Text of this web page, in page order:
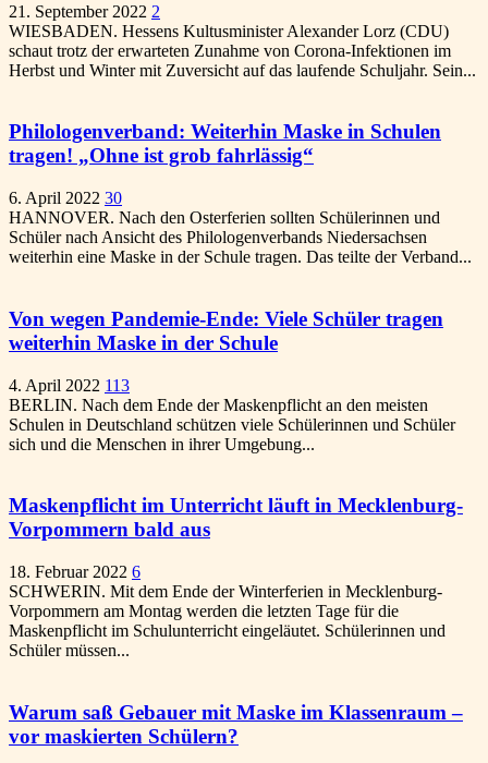
21. September 2022 2
WIESBADEN. Hessens Kultusminister Alexander Lorz (CDU)
schaut trotz der erwarteten Zunahme von Corona-Infektionen im
Herbst und Winter mit Zuversicht auf das laufende Schuljahr. Sein...
Philologenverband: Weiterhin Maske in Schulen
tragen! „Ohne ist grob fahrlässig“
6. April 2022 30
HANNOVER. Nach den Osterferien sollten Schülerinnen und
Schüler nach Ansicht des Philologenverbands Niedersachsen
weiterhin eine Maske in der Schule tragen. Das teilte der Verband...
Von wegen Pandemie-Ende: Viele Schüler tragen
weiterhin Maske in der Schule
4. April 2022 113
BERLIN. Nach dem Ende der Maskenpflicht an den meisten
Schulen in Deutschland schützen viele Schülerinnen und Schüler
sich und die Menschen in ihrer Umgebung...
Maskenpflicht im Unterricht läuft in Mecklenburg-
Vorpommern bald aus
18. Februar 2022 6
SCHWERIN. Mit dem Ende der Winterferien in Mecklenburg-
Vorpommern am Montag werden die letzten Tage für die
Maskenpflicht im Schulunterricht eingeläutet. Schülerinnen und
Schüler müssen...
Warum saß Gebauer mit Maske im Klassenraum –
vor maskierten Schülern?